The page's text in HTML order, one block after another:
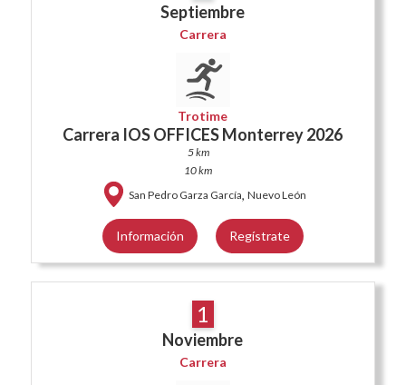
Septiembre
Carrera
Trotime
Carrera IOS OFFICES Monterrey 2026
5 km
10 km
San Pedro Garza García, Nuevo León
Información Regístrate
1
Noviembre
Carrera